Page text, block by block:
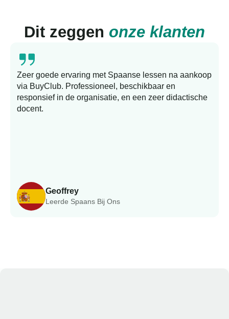
Dit zeggen onze klanten
Geoffrey
Leerde Spaans Bij Ons
Zeer goede ervaring met Spaanse lessen na aankoop
via BuyClub. Professioneel, beschikbaar en
responsief in de organisatie, en een zeer didactische
docent.